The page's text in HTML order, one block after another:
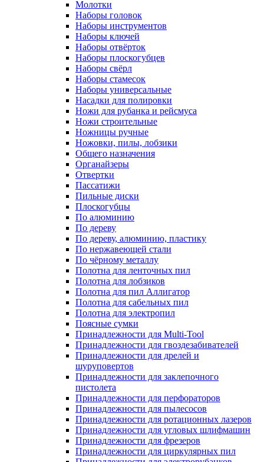
Молотки
Наборы головок
Наборы инструментов
Наборы ключей
Наборы отвёрток
Наборы плоскогубцев
Наборы свёрл
Наборы стамесок
Наборы универсальные
Насадки для полировки
Ножи для рубанка и рейсмуса
Ножи строительные
Ножницы ручные
Ножовки, пилы, лобзики
Общего назначения
Органайзеры
Отвертки
Пассатижи
Пильные диски
Плоскогубцы
По алюминию
По дереву
По дереву, алюминию, пластику
По нержавеющей стали
По чёрному металлу
Полотна для ленточных пил
Полотна для лобзиков
Полотна для пил Аллигатор
Полотна для сабельных пил
Полотна для электропил
Поясные сумки
Принадлежности для Multi-Tool
Принадлежности для гвоздезабивателей
Принадлежности для дрелей и
шуруповертов
Принадлежности для заклепочного
пистолета
Принадлежности для перфораторов
Принадлежности для пылесосов
Принадлежности для ротационных лазеров
Принадлежности для угловых шлифмашин
Принадлежности для фрезеров
Принадлежности для циркулярных пил